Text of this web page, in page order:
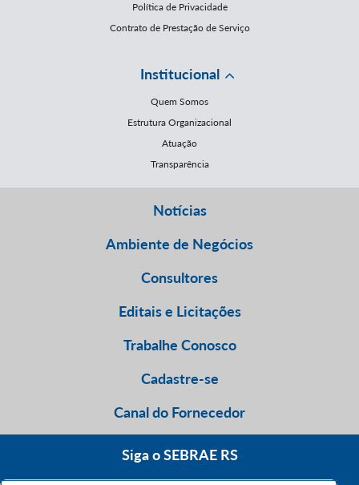
Política de Privacidade
Contrato de Prestação de Serviço
Institucional
Quem Somos
Estrutura Organizacional
Atuação
Transparência
Notícias
Ambiente de Negócios
Consultores
Editais e Licitações
Trabalhe Conosco
Cadastre-se
Canal do Fornecedor
Siga o SEBRAE RS